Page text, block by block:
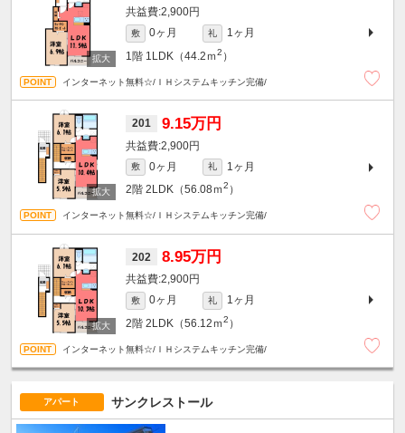
2,900円
敷 0ヶ月 礼
1ヶ月
1階 1LDK（44.2ｍ2 ）
インターネット無料☆/ＩＨシステムキッチン完備/
201 9.15万円
2,900円
敷 0ヶ月 礼
1ヶ月
2階 2LDK（56.08ｍ2 ）
インターネット無料☆/ＩＨシステムキッチン完備/
202 8.95万円
2,900円
敷 0ヶ月 礼
1ヶ月
2階 2LDK（56.12ｍ2 ）
インターネット無料☆/ＩＨシステムキッチン完備/
アパート サンクレストール